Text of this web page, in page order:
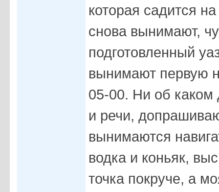
которая садится
снова вынимают,
подготовленный
вынимают первую
05-00. Ни об
и речи,
вынимаются
водка и коньяк,
точка покруче, а